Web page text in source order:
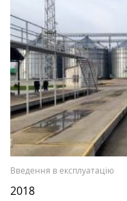
Введення в експлуатацію
2018